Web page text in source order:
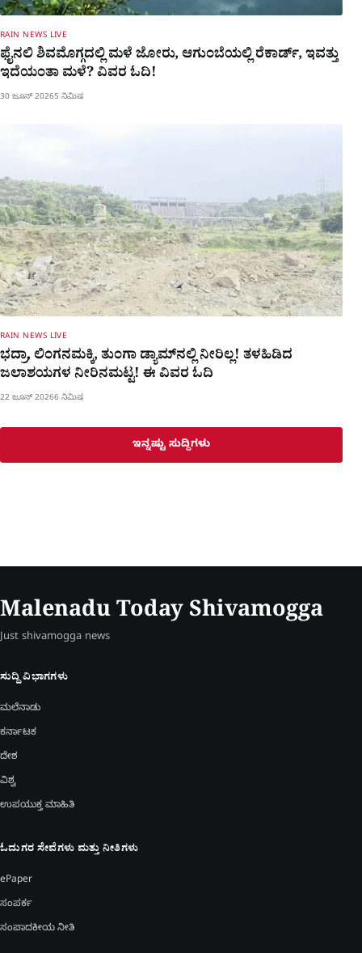
RAIN NEWS LIVE
ಫೈನಲಿ ಶಿವಮೊಗ್ಗದಲ್ಲಿ ಮಳೆ ಜೋರು, ಆಗುಂಬೆಯಲ್ಲಿ ರೆಕಾರ್ಡ್, ಇವತ್ತು
ಇದೆಯಂತಾ ಮಳೆ? ವಿವರ ಓದಿ!​​
30 ಜೂನ್ 20265 ನಿಮಿಷ
RAIN NEWS LIVE
ಭದ್ರಾ, ಲಿಂಗನಮಕ್ಕಿ, ತುಂಗಾ ಡ್ಯಾಮ್​ನಲ್ಲಿ ನೀರಿಲ್ಲ! ತಳಹಿಡಿದ
ಜಲಾಶಯಗಳ ನೀರಿನಮಟ್ಟ! ಈ ವಿವರ ಓದಿ
22 ಜೂನ್ 20266 ನಿಮಿಷ
ಇನ್ನಷ್ಟು ಸುದ್ದಿಗಳು
Malenadu Today Shivamogga
Just shivamogga news
ಸುದ್ದಿ ವಿಭಾಗಗಳು
ಮಲೆನಾಡು
ಕರ್ನಾಟಕ
ದೇಶ
ವಿಶ್ವ
ಉಪಯುಕ್ತ ಮಾಹಿತಿ
ಓದುಗರ ಸೇವೆಗಳು ಮತ್ತು ನೀತಿಗಳು
ePaper
ಸಂಪರ್ಕ
ಸಂಪಾದಕೀಯ ನೀತಿ